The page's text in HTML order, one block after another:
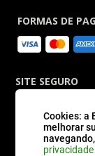
Cookies: a
melhorar
privacidade
FORMAS DE
SITE SEGURO